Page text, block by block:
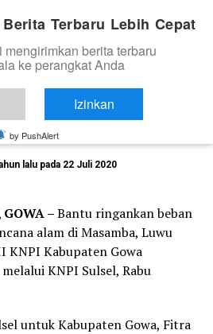
KNPI Gowa
Kemanusiaan Untuk
lalu pada 22 Juli 2020
–Bantu ringankan beban
alam di Masamba, Luwu
KNPI Kabupaten Gowa
KNPI Sulsel, Rabu
untuk Kabupaten Gowa, Fitra
Terbaru Lebih Cepat
mengirimkan berita terbaru
ke perangkat Anda
Izinkan
by PushAlert